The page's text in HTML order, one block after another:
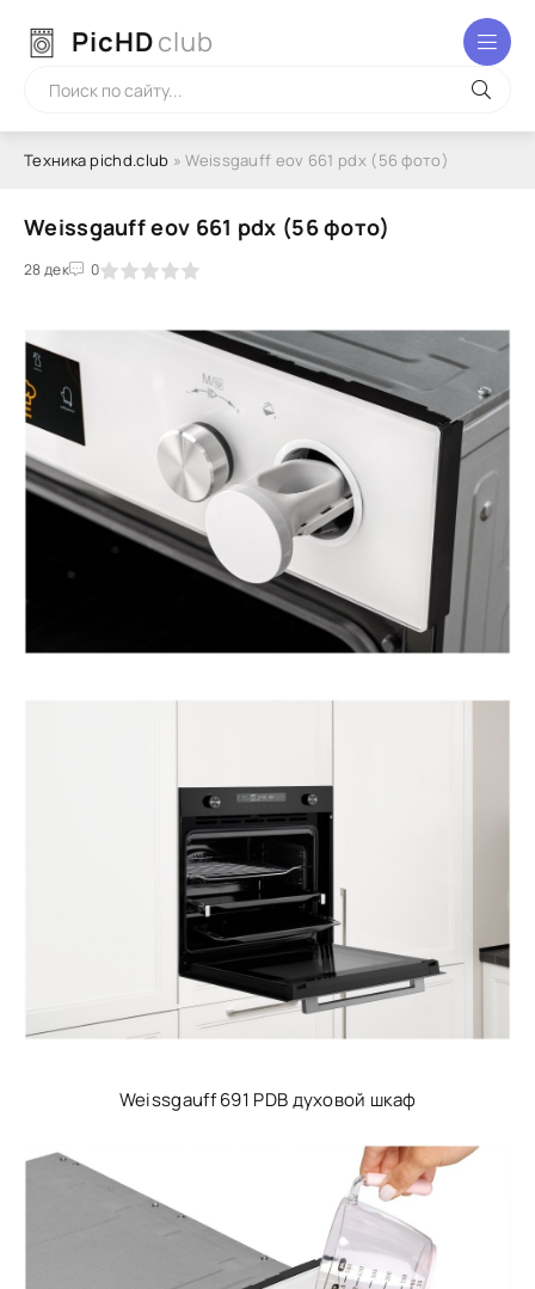
PicHDclub
Техника pichd.club » Weissgauff eov 661 pdx (56 фото)
Weissgauff eov 661 pdx (56 фото)
28 дек 0
3 4 5
Weissgauff 691 PDB духовой шкаф